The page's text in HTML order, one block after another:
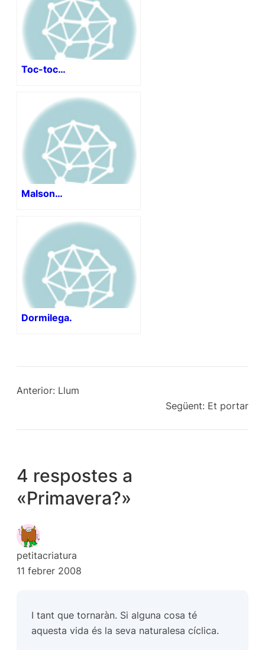
Toc-toc…
Malson…
Dormilega.
Anterior: Llum
Següent: Et portar
4 respostes a
«Primavera?»
petitacriatura
11 febrer 2008
I tant que tornaràn. Si alguna cosa té
aquesta vida és la seva naturalesa cíclica.